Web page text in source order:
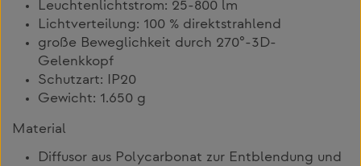
Leuchtenlichtstrom: 25-800 lm
Lichtverteilung: 100 % direktstrahlend
große Beweglichkeit durch 270°-3D-
Gelenkkopf
Schutzart: IP20
Gewicht: 1.650 g
Material
Diffusor aus Polycarbonat zur Entblendung und